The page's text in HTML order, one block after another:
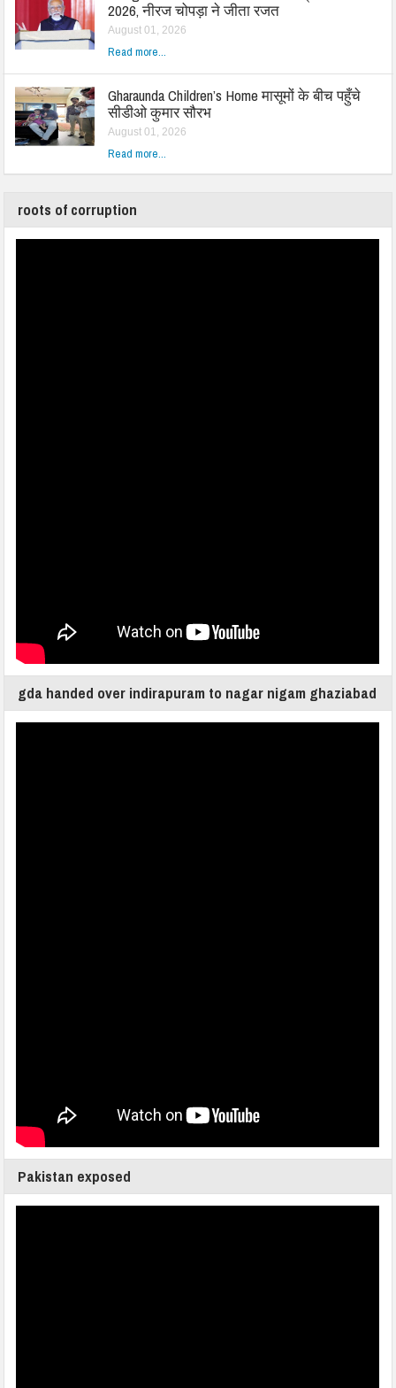
2026, नीरज चोपड़ा ने जीता रजत
August 01, 2026
Read more...
Gharaunda Children’s Home मासूमों के बीच पहुँचे
सीडीओ कुमार सौरभ
August 01, 2026
Read more...
roots of corruption
gda handed over indirapuram to nagar nigam ghaziabad
Pakistan exposed